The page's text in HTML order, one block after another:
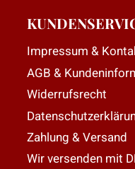
Impressum &
AGB &
Widerrufsrecht
Zahlung & Versand
Wir versenden mit